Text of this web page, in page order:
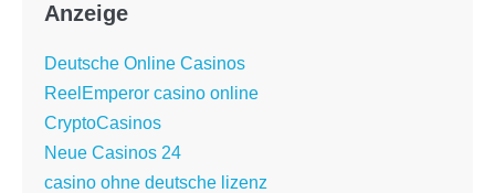
Anzeige
Deutsche Online Casinos
ReelEmperor casino online
CryptoCasinos
Neue Casinos 24
casino ohne deutsche lizenz